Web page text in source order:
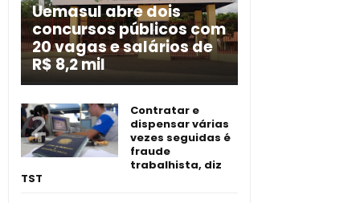
Uemasul abre dois
concursos públicos com
20 vagas e salários de
R$ 8,2 mil
Contratar e
dispensar várias
vezes seguidas é
fraude
trabalhista, diz
TST